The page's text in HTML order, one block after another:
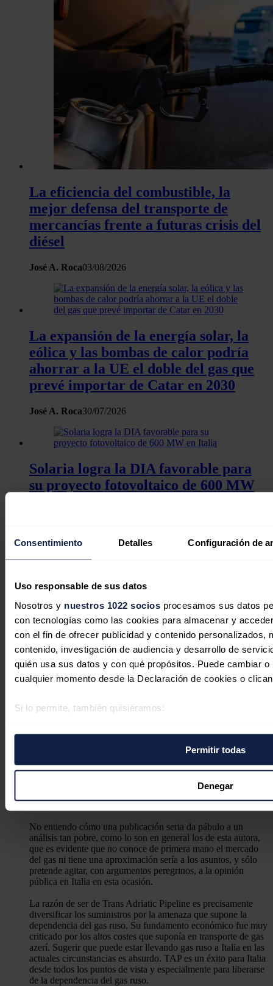
Consentimiento Detalles Configuración de
Uso responsable de sus datos
Nosotros y nuestros 1022 sociosprocesamos sus datos
con tecnologías como las cookies para almacenar y
con el fin de ofrecer publicidad y contenido personalizados,
contenido, investigación de audiencia y desarrollo de
quién usa sus datos y con qué propósitos. Puede cambiar
cualquier momento desde la Declaración de cookies o
Si lo permite, también quisiéramos:
Identificar su dispositivo analizándolo activamente
específicas (huellas digitales)
Obtenga más información sobre cómo se procesan sus
preferencias en lasección de datos. Puede cambiar o
momento en la Declaración de cookies.
Las cookies de este sitio web se usan para personalizar el
funciones de redes sociales y analizar el tráfico. Además,
uso que haga del sitio web con nuestros partners de redes
quienes pueden combinarla con otra información que les
recopilado a partir del uso que haya hecho de sus servicios.
Permitir todas
Denegar
La eficiencia del combustible, la
mejor defensa del transporte de
mercancías frente a futuras crisis del
diésel
José A. Roca03/08/2026
La expansión de la energía solar, la
eólica y las bombas de calor podría
ahorrar a la UE el doble del gas que
prevé importar de Catar en 2030
José A. Roca30/07/2026
Solaria logra la DIA favorable para
su proyecto fotovoltaico de 600 MW
2 comentarios
Asimov
17/07/2023
Y el certificado de origen ? cómo puedo decir que es ruso . o
chino y de donde viene y a donde va sin el certificado de
origen. cómo el que se envía a Marruecos .
Responder
No entiendo cómo una publicación seria da pábulo a un
análisis tan pobre, como lo son en general los de esta autora,
que es evidente que no conoce de primera mano el mercado
del gas ni tiene una aproximación sería a los asuntos, y sólo
pretende agitar, con argumentos peregrinos, a la opinión
pública en Italia en esta ocasión.
La razón de ser de Trans Adriatic Pipeline es precisamente
diversificar los suministros por la amenaza que supone la
dependencia del gas ruso. Su fundamento económico fue muy
criticado por los altos costes que suponía en transporte de gas
azerí. Sugerir que puede estar llevando gas ruso a Italia en las
actuales circunstancias es absurdo. TAP es un éxito para Italia
desde todos los puntos de vista y especialmente para liberarse
de la dependencia del gas ruso.